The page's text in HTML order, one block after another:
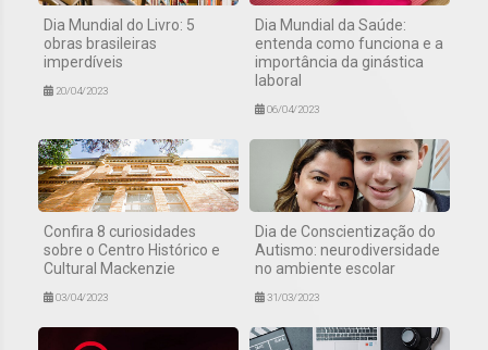
Dia Mundial do Livro: 5
obras brasileiras
imperdíveis
20/04/2023
Dia Mundial da Saúde:
entenda como funciona e a
importância da ginástica
laboral
06/04/2023
Confira 8 curiosidades
sobre o Centro Histórico e
Cultural Mackenzie
03/04/2023
Dia de Conscientização do
Autismo: neurodiversidade
no ambiente escolar
31/03/2023